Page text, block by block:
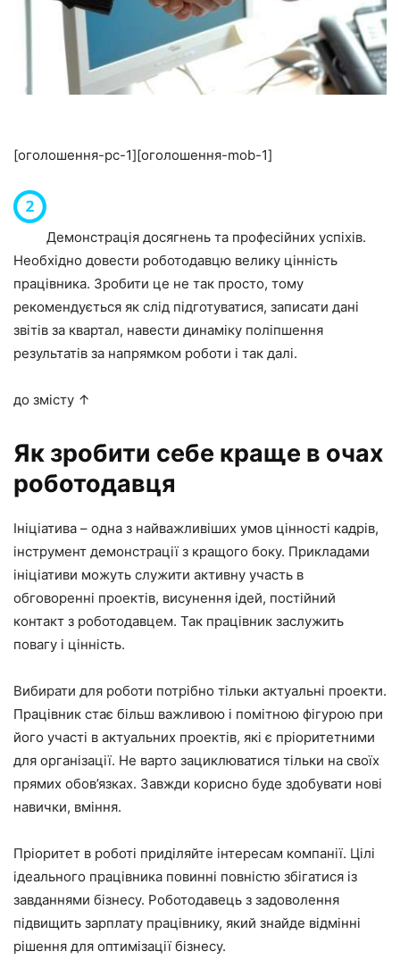
[оголошення-pc-1][оголошення-mob-1]
Демонстрація досягнень та професійних успіхів.
Необхідно довести роботодавцю велику цінність
працівника. Зробити це не так просто, тому
рекомендується як слід підготуватися, записати дані
звітів за квартал, навести динаміку поліпшення
результатів за напрямком роботи і так далі.
до змісту ↑
Як зробити себе краще в очах
роботодавця
Ініціатива – одна з найважливіших умов цінності кадрів,
інструмент демонстрації з кращого боку. Прикладами
ініціативи можуть служити активну участь в
обговоренні проектів, висунення ідей, постійний
контакт з роботодавцем. Так працівник заслужить
повагу і цінність.
Вибирати для роботи потрібно тільки актуальні проекти.
Працівник стає більш важливою і помітною фігурою при
його участі в актуальних проектів, які є пріоритетними
для організації. Не варто зациклюватися тільки на своїх
прямих обов’язках. Завжди корисно буде здобувати нові
навички, вміння.
Пріоритет в роботі приділяйте інтересам компанії. Цілі
ідеального працівника повинні повністю збігатися із
завданнями бізнесу. Роботодавець з задоволення
підвищить зарплату працівнику, який знайде відмінні
рішення для оптимізації бізнесу.